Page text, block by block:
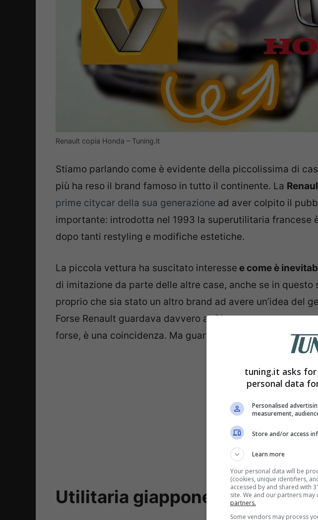
Renault copia Honda – Tuning.it
Stiamo parlando come è evidente della piccolissima di
più ha reso il brand famoso in tutto il continente. La
prime citycar della sua generazione ad aver colpito il
importante: introdotta nel 1993 la superutilitaria francese
dopo tanti restyling e modifiche estetiche.
La piccola vettura ha suscitato interesse e come è
di imitazione da parte delle altre case, anche se in questo
proprio che sia stato un altro brand ad avere un’idea del
Forse Renault guardava davvero al Giappone per pensare
forse, è una coincidenza. Ma guardate che roba…
Utilitaria giapponese!
tuning.it asks
personal data
Personalised
measurement,
Store and/or access
Learn more
Your personal data will be
(cookies, unique identifiers,
accessed by and shared with
site. We and our partners
partners.
Some vendors may process